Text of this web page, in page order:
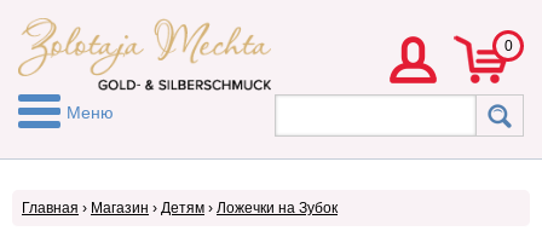
0
Меню
Главная › Магазин › Детям › Ложечки на Зубок